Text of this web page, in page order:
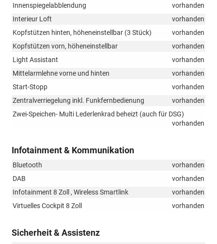
Innenspiegelabblendung
vorhanden
Interieur Loft
vorhanden
Kopfstützen hinten, höheneinstellbar (3 Stück)
vorhanden
Kopfstützen vorn, höheneinstellbar
vorhanden
Light Assistant
vorhanden
Mittelarmlehne vorne und hinten
vorhanden
Start-Stopp
vorhanden
Zentralverriegelung inkl. Funkfernbedienung
vorhanden
Zwei-Speichen- Multi Lederlenkrad beheizt (auch für DSG)
vorhanden
Infotainment & Kommunikation
Bluetooth
vorhanden
DAB
vorhanden
Infotainment 8 Zoll , Wireless Smartlink
vorhanden
Virtuelles Cockpit 8 Zoll
vorhanden
Sicherheit & Assistenz